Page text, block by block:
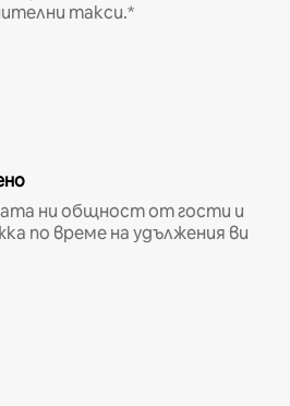
такси.*
ни общност от гости и
по време на удължения ви